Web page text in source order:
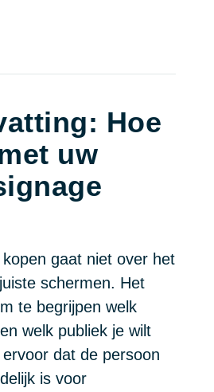
Hoe
uw
gaat niet over het
schermen. Het
te begrijpen welk
welk publiek je wilt
dat de persoon
is voor